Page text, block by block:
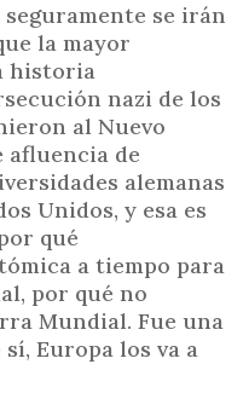
se irán
la mayor
historia
nazi de los
al Nuevo
afluencia de
alemanas
Unidos, y esa es
qué
a tiempo para
por qué no
Mundial. Fue una
Europa los va a